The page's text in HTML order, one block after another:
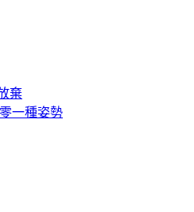
棄
一種姿勢